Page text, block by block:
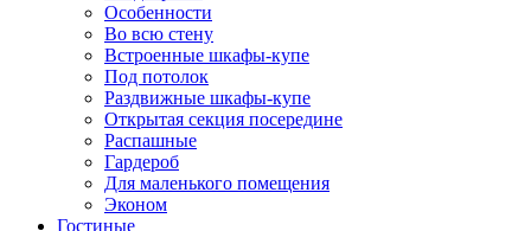
Особенности
Во всю стену
Встроенные шкафы-купе
Под потолок
Раздвижные шкафы-купе
Открытая секция посередине
Распашные
Гардероб
Для маленького помещения
Эконом
Гостиные